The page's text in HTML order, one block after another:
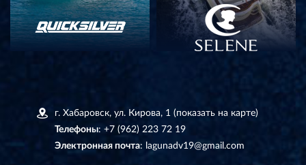
г. Хабаровск, ул. Кирова, 1 (показать на карте)
Телефоны: +7 (962) 223 72 19
Электронная почта: lagunadv19@gmail.com